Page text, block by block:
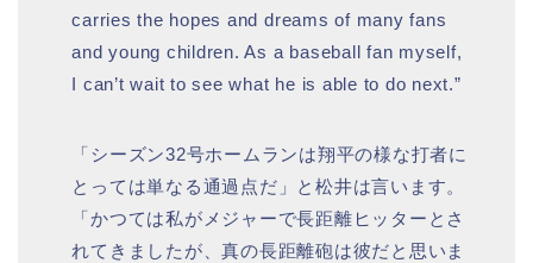
carries the hopes and dreams of many fans
and young children. As a baseball fan myself,
I can’t wait to see what he is able to do next.”
「シーズン32号ホームランは翔平の様な打者に
とっては単なる通過点だ」と松井は言います。
「かつては私がメジャーで長距離ヒッターとさ
れてきましたが、真の長距離砲は彼だと思いま